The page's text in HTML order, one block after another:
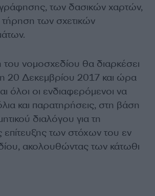
των δασικών χαρτών,
των σχετικών
νομοσχεδίου θα διαρκέσει
20 Δεκεμβρίου 2017 και ώρα
όλοι οι ενδιαφερόμενοι να
και παρατηρήσεις, στη βάση
διαλόγου για τη
επίτευξης των στόχων του εν
ακολουθώντας των κάτωθι